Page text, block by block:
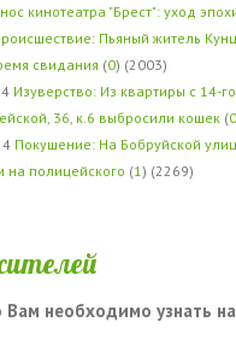
кинотеатра "Брест": уход
Пьяный житель
свидания (0) (2003)
Изуверство: Из квартиры с 14-
36, к.6 выбросили кошек (0
Покушение: На Бобруйской
на полицейского (1 ) (2269)
необходимо узнать